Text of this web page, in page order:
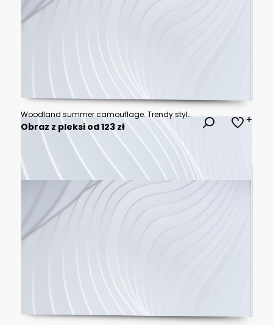
Woodland summer camouflage. Trendy style camo, repeat print. Vector illustration.
Obraz z pleksi od 123 zł